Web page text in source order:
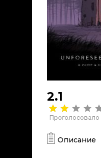
2.1
Проголосовало
Описание